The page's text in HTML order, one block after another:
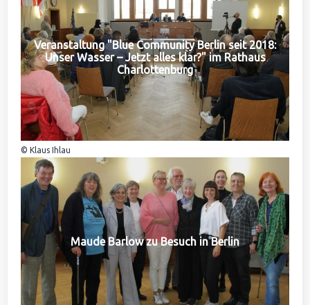
Veranstaltung "Blue Community Berlin seit 2018:
Unser Wasser – Jetzt alles klar?" im Rathaus
Charlottenburg
© Klaus Ihlau
Maude Barlow zu Besuch in Berlin